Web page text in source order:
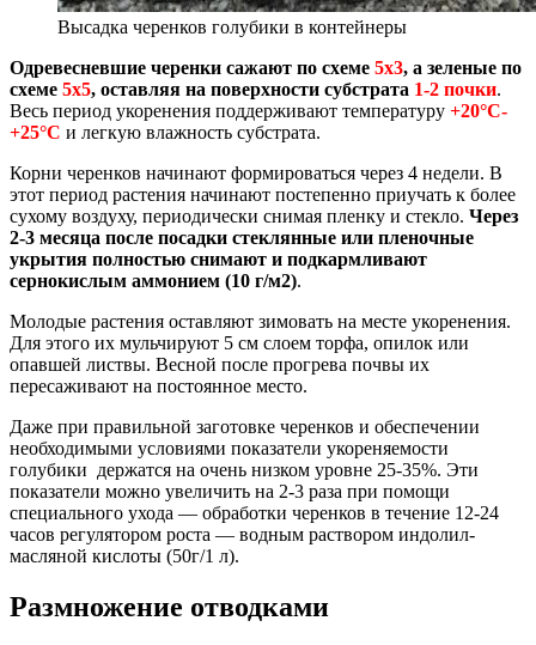
Высадка черенков голубики в контейнеры
Одревесневшие черенки сажают по схеме 5х3, а зеленые по
схеме 5х5, оставляя на поверхности субстрата 1-2 почки.
Весь период укоренения поддерживают температуру +20°С-
+25°С и легкую влажность субстрата.
Корни черенков начинают формироваться через 4 недели. В
этот период растения начинают постепенно приучать к более
сухому воздуху, периодически снимая пленку и стекло. Через
2-3 месяца после посадки стеклянные или пленочные
укрытия полностью снимают и подкармливают
сернокислым аммонием (10 г/м2).
Молодые растения оставляют зимовать на месте укоренения.
Для этого их мульчируют 5 см слоем торфа, опилок или
опавшей листвы. Весной после прогрева почвы их
пересаживают на постоянное место.
Даже при правильной заготовке черенков и обеспечении
необходимыми условиями показатели укореняемости
голубики держатся на очень низком уровне 25-35%. Эти
показатели можно увеличить на 2-3 раза при помощи
специального ухода — обработки черенков в течение 12-24
часов регулятором роста — водным раствором индолил-
масляной кислоты (50г/1 л).
Размножение отводками